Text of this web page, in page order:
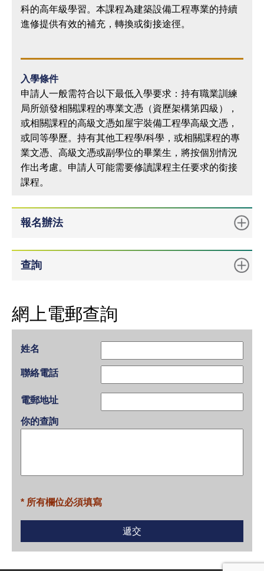
科的高年級學習。本課程為建築設備工程專業的持續
進修提供有效的補充，轉換或銜接途徑。
入學條件
申請人一般需符合以下最低入學要求：持有職業訓練
局所頒發相關課程的專業文憑（資歷架構第四級），
或相關課程的高級文憑如屋宇裝備工程學高級文憑，
或同等學歷。持有其他工程學/科學，或相關課程的專
業文憑、高級文憑或副學位的畢業生，將按個別情況
作出考慮。申請人可能需要修讀課程主任要求的銜接
課程。
報名辦法
查詢
網上電郵查詢
姓名
聯絡電話
電郵地址
你的查詢
* 所有欄位必須填寫